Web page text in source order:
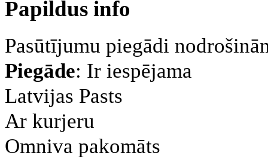
Papildus info
Pasūtījumu piegādi
Piegāde: Ir iespējama
Latvijas Pasts
Ar kurjeru
Omniva pakomāts